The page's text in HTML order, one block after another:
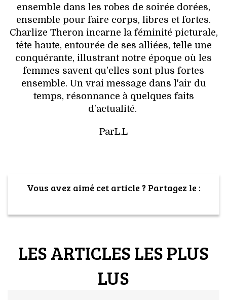
ensemble dans les robes de soirée dorées,
ensemble pour faire corps, libres et fortes.
Charlize Theron incarne la féminité picturale,
tête haute, entourée de ses alliées, telle une
conquérante, illustrant notre époque où les
femmes savent qu'elles sont plus fortes
ensemble. Un vrai message dans l'air du
temps, résonnance à quelques faits
d'actualité.
ParL.L
Vous avez aimé cet article ? Partagez le :
LES ARTICLES LES PLUS
LUS